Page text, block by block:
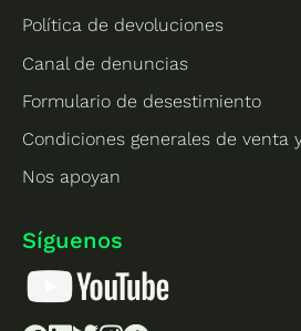
Política de devoluciones
Canal de denuncias
Formulario de desestimiento
Condiciones generales de venta
Nos apoyan
Síguenos